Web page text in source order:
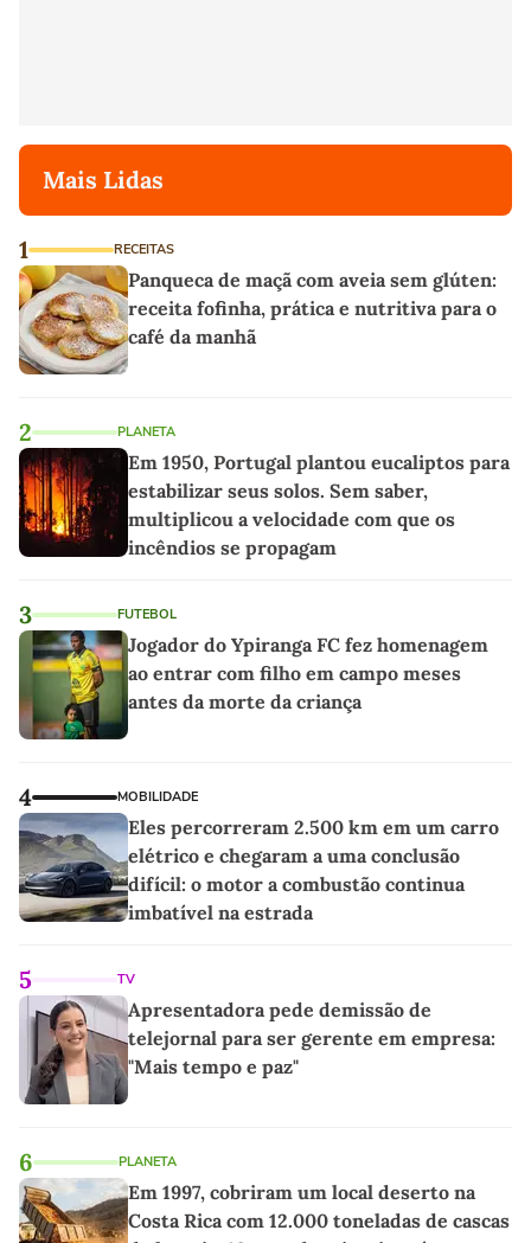
Mais Lidas
1 RECEITAS
Panqueca de maçã com aveia sem glúten:
receita fofinha, prática e nutritiva para o
café da manhã
2 PLANETA
Em 1950, Portugal plantou eucaliptos para
estabilizar seus solos. Sem saber,
multiplicou a velocidade com que os
incêndios se propagam
3 FUTEBOL
Jogador do Ypiranga FC fez homenagem
ao entrar com filho em campo meses
antes da morte da criança
4 MOBILIDADE
Eles percorreram 2.500 km em um carro
elétrico e chegaram a uma conclusão
difícil: o motor a combustão continua
imbatível na estrada
5 TV
Apresentadora pede demissão de
telejornal para ser gerente em empresa:
"Mais tempo e paz"
6 PLANETA
Em 1997, cobriram um local deserto na
Costa Rica com 12.000 toneladas de cascas